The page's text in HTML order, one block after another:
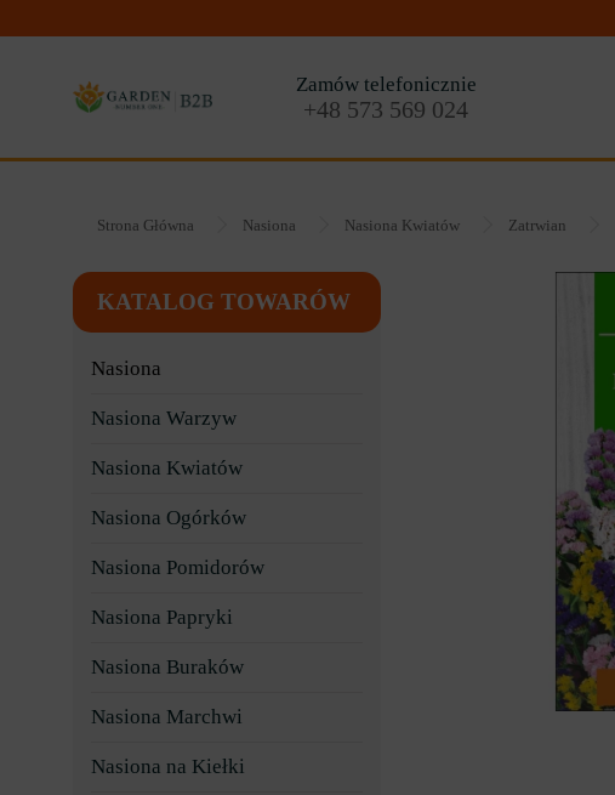
Zamów telefonicznie
+48 573 569 024
Strona Główna Nasiona Nasiona Kwiatów Zatrwian
KATALOG TOWARÓW
Nasiona
Nasiona Warzyw
Nasiona Kwiatów
Nasiona Ogórków
Nasiona Pomidorów
Nasiona Papryki
Nasiona Buraków
Nasiona Marchwi
Nasiona na Kiełki